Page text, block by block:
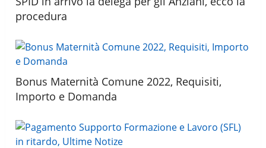
procedura
Bonus Maternità Comune 2022, Requisiti,
Importo e Domanda